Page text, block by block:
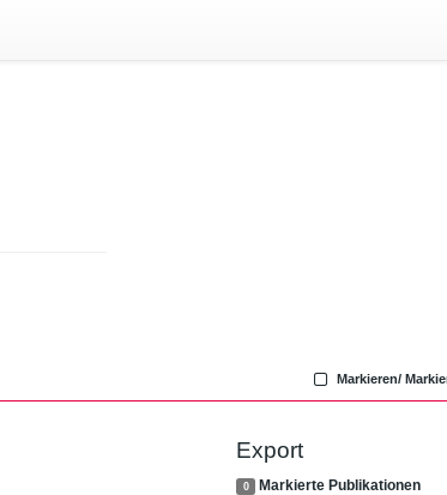
Markieren/
Export
0
Markierte Publikationen